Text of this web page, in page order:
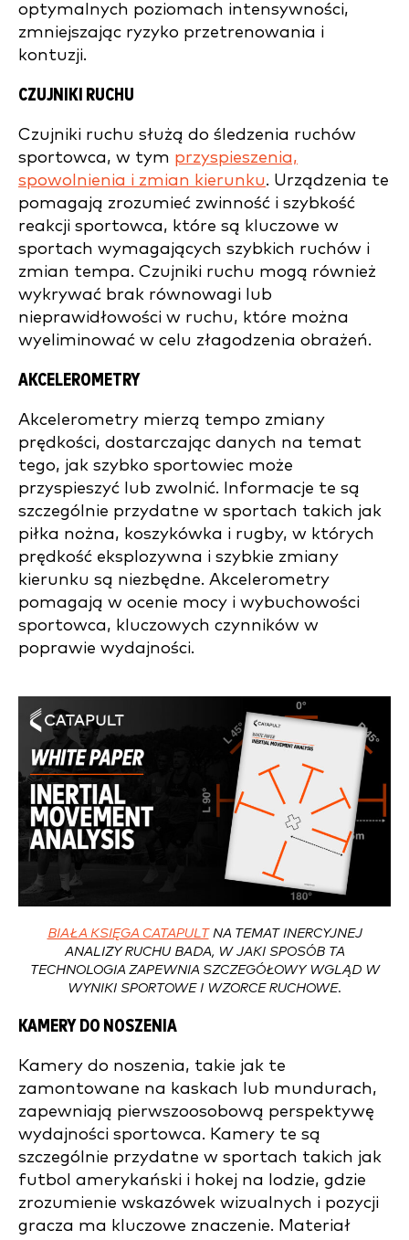
optymalnych poziomach intensywności,
zmniejszając ryzyko przetrenowania i
kontuzji.
CZUJNIKI RUCHU
Czujniki ruchu służą do śledzenia ruchów
sportowca, w tym przyspieszenia,
spowolnienia i zmian kierunku. Urządzenia te
pomagają zrozumieć zwinność i szybkość
reakcji sportowca, które są kluczowe w
sportach wymagających szybkich ruchów i
zmian tempa. Czujniki ruchu mogą również
wykrywać brak równowagi lub
nieprawidłowości w ruchu, które można
wyeliminować w celu złagodzenia obrażeń.
AKCELEROMETRY
Akcelerometry mierzą tempo zmiany
prędkości, dostarczając danych na temat
tego, jak szybko sportowiec może
przyspieszyć lub zwolnić. Informacje te są
szczególnie przydatne w sportach takich jak
piłka nożna, koszykówka i rugby, w których
prędkość eksplozywna i szybkie zmiany
kierunku są niezbędne. Akcelerometry
pomagają w ocenie mocy i wybuchowości
sportowca, kluczowych czynników w
poprawie wydajności.
BIAŁA KSIĘGA CATAPULTNA TEMAT INERCYJNEJ
ANALIZY RUCHU BADA, W JAKI SPOSÓB TA
TECHNOLOGIA ZAPEWNIA SZCZEGÓŁOWY WGLĄD W
WYNIKI SPORTOWE I WZORCE RUCHOWE.
KAMERY DO NOSZENIA
Kamery do noszenia, takie jak te
zamontowane na kaskach lub mundurach,
zapewniają pierwszoosobową perspektywę
wydajności sportowca. Kamery te są
szczególnie przydatne w sportach takich jak
futbol amerykański i hokej na lodzie, gdzie
zrozumienie wskazówek wizualnych i pozycji
gracza ma kluczowe znaczenie. Materiał